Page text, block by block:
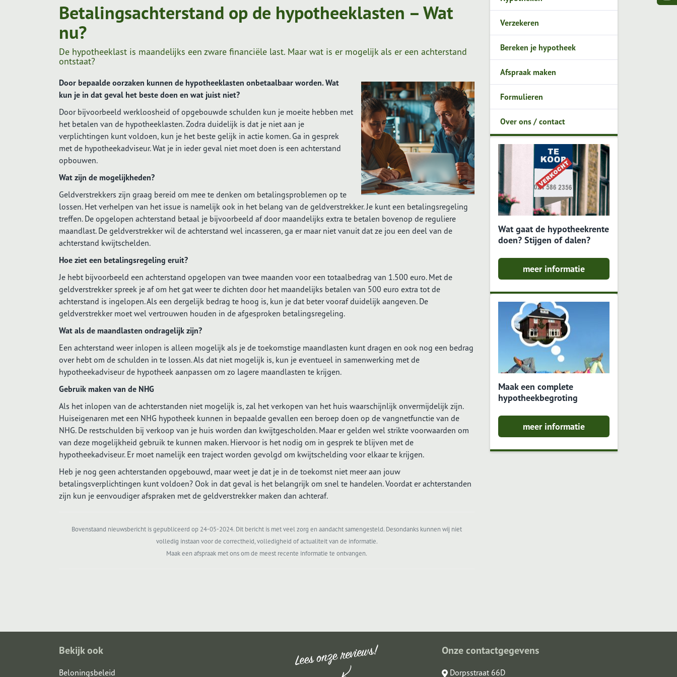
Vergelijkingskaart
Vergelijkingskaart hypotheek
Vergelijkingskaart risico's afdekken
Vergelijkingskaart vermogen
opbouwen
Betalingsachterstand op de hypotheeklasten – Wat
nu?
De hypotheeklast is maandelijks een zware financiële last. Maar wat is er mogelijk als er een achterstand
ontstaat?
Door bepaalde oorzaken kunnen de hypotheeklasten onbetaalbaar worden. Wat
kun je in dat geval het beste doen en wat juist niet?
Door bijvoorbeeld werkloosheid of opgebouwde schulden kun je moeite hebben met
het betalen van de hypotheeklasten. Zodra duidelijk is dat je niet aan je
verplichtingen kunt voldoen, kun je het beste gelijk in actie komen. Ga in gesprek
met de hypotheekadviseur. Wat je in ieder geval niet moet doen is een achterstand
opbouwen.
Wat zijn de mogelijkheden?
Geldverstrekkers zijn graag bereid om mee te denken om betalingsproblemen op te
lossen. Het verhelpen van het issue is namelijk ook in het belang van de geldverstrekker. Je kunt een betalingsregeling
treffen. De opgelopen achterstand betaal je bijvoorbeeld af door maandelijks extra te betalen bovenop de reguliere
maandlast. De geldverstrekker wil de achterstand wel incasseren, ga er maar niet vanuit dat ze jou een deel van de
achterstand kwijtschelden.
Hoe ziet een betalingsregeling eruit?
Je hebt bijvoorbeeld een achterstand opgelopen van twee maanden voor een totaalbedrag van 1.500 euro. Met de
geldverstrekker spreek je af om het gat weer te dichten door het maandelijks betalen van 500 euro extra tot de
achterstand is ingelopen. Als een dergelijk bedrag te hoog is, kun je dat beter vooraf duidelijk aangeven. De
geldverstrekker moet wel vertrouwen houden in de afgesproken betalingsregeling.
Wat als de maandlasten ondragelijk zijn?
Een achterstand weer inlopen is alleen mogelijk als je de toekomstige maandlasten kunt dragen en ook nog een bedrag
over hebt om de schulden in te lossen. Als dat niet mogelijk is, kun je eventueel in samenwerking met de
hypotheekadviseur de hypotheek aanpassen om zo lagere maandlasten te krijgen.
Gebruik maken van de NHG
Als het inlopen van de achterstanden niet mogelijk is, zal het verkopen van het huis waarschijnlijk onvermijdelijk zijn.
Huiseigenaren met een NHG hypotheek kunnen in bepaalde gevallen een beroep doen op de vangnetfunctie van de
NHG. De restschulden bij verkoop van je huis worden dan kwijtgescholden. Maar er gelden wel strikte voorwaarden om
van deze mogelijkheid gebruik te kunnen maken. Hiervoor is het nodig om in gesprek te blijven met de
hypotheekadviseur. Er moet namelijk een traject worden gevolgd om kwijtschelding voor elkaar te krijgen.
Heb je nog geen achterstanden opgebouwd, maar weet je dat je in de toekomst niet meer aan jouw
betalingsverplichtingen kunt voldoen? Ook in dat geval is het belangrijk om snel te handelen. Voordat er achterstanden
zijn kun je eenvoudiger afspraken met de geldverstrekker maken dan achteraf.
Bovenstaand nieuwsbericht is gepubliceerd op 24-05-2024. Dit bericht is met veel zorg en aandacht samengesteld. Desondanks kunnen wij niet
volledig instaan voor de correctheid, volledigheid of actualiteit van de informatie.
Maak een afspraak met ons om de meest recente informatie te ontvangen.
Verzekeren
Bereken je hypotheek
Afspraak maken
Formulieren
Over ons / contact
Wat gaat de hypotheekrente
doen? Stijgen of dalen?
meer informatie
Maak een complete
hypotheekbegroting
meer informatie
Bekijk ook
Beloningsbeleid
Onze contactgegevens
Dorpsstraat 66D